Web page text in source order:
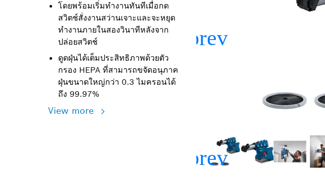
โดยพร้อมเริ่มทำงานทันทีเมื่อกด
สวิตช์สั่งงานสว่านเจาะและจะหยุด
ทำงานภายในสองวินาทีหลังจาก
ปล่อยสวิตช์
ดูดฝุ่นได้เต็มประสิทธิภาพด้วยตัว
กรอง HEPA ที่สามารถขจัดอนุภาค
ฝุ่นขนาดใหญ่กว่า 0.3 ไมครอนได้
ถึง 99.97%
View more